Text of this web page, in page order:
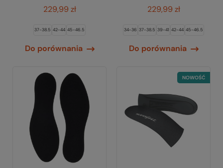
229,99 zł
37-38.5 42-44 45-46.5
Do porównania
229,99 zł
34-36 37-38.5 39-41 42-44 45-46.5
Do porównania
NOWOŚĆ